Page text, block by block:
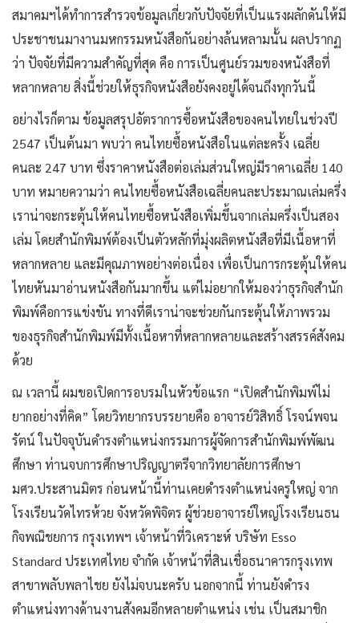
สมาคมฯได้ทำการสำรวจข้อมูลเกี่ยวกับปัจจัยที่เป็นแรงผลักดันให้มี
ประชาชนมางานมหกรรมหนังสือกันอย่างล้นหลามนั้น ผลปรากฏ
ว่า ปัจจัยที่มีความสำคัญที่สุด คือ การเป็นศูนย์รวมของหนังสือที่
หลากหลาย สิ่งนี้ช่วยให้ธุรกิจหนังสือยังคงอยู่ได้จนถึงทุกวันนี้
อย่างไรก็ตาม ข้อมูลสรุปอัตราการซื้อหนังสือของคนไทยในช่วงปี
2547 เป็นต้นมา พบว่า คนไทยซื้อหนังสือในแต่ละครั้ง เฉลี่ย
คนละ 247 บาท ซึ่งราคาหนังสือต่อเล่มส่วนใหญ่มีราคาเฉลี่ย 140
บาท หมายความว่า คนไทยซื้อหนังสือเฉลี่ยคนละประมาณเล่มครึ่ง
เราน่าจะกระตุ้นให้คนไทยซื้อหนังสือเพิ่มขึ้นจากเล่มครึ่งเป็นสอง
เล่ม โดยสำนักพิมพ์ต้องเป็นตัวหลักที่มุ่งผลิตหนังสือที่มีเนื้อหาที่
หลากหลาย และมีคุณภาพอย่างต่อเนื่อง เพื่อเป็นการกระตุ้นให้คน
ไทยหันมาอ่านหนังสือกันมากขึ้น แต่ไม่อยากให้มองว่าธุรกิจสำนัก
พิมพ์คือการแข่งขัน ทางที่ดีเราน่าจะช่วยกันกระตุ้นให้ภาพรวม
ของธุรกิจสำนักพิมพ์มีทั้งเนื้อหาที่หลากหลายและสร้างสรรค์สังคม
ด้วย
ณ เวลานี้ ผมขอเปิดการอบรมในหัวข้อแรก “เปิดสำนักพิมพ์ไม่
ยากอย่างที่คิด” โดยวิทยากรบรรยายคือ อาจารย์วิสิทธิ์ โรจน์พจน
รัตน์ ในปัจจุบันดำรงตำแหน่งกรรมการผู้จัดการสำนักพิมพ์พัฒน
ศึกษา ท่านจบการศึกษาปริญญาตรีจากวิทยาลัยการศึกษา
มศว.ประสานมิตร ก่อนหน้านี้ท่านเคยดำรงตำแหน่งครูใหญ่ จาก
โรงเรียนวัดไทรห้วย จังหวัดพิจิตร ผู้ช่วยอาจารย์ใหญ่โรงเรียนธน
กิจพณิชยการ กรุงเทพฯ เจ้าหน้าที่วิเคราะห์ บริษัท Esso
Standard ประเทศไทย จำกัด เจ้าหน้าที่สินเชื่อธนาคารกรุงเทพ
สาขาพลับพลาไชย ยังไม่จบนะครับ นอกจากนี้ ท่านยังดำรง
ตำแหน่งทางด้านงานสังคมอีกหลายตำแหน่ง เช่น เป็นสมาชิก